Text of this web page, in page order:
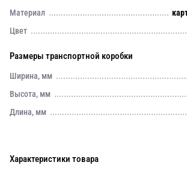
Материал
Цвет
Размеры транспортной коробки
Ширина, мм
Высота, мм
Длина, мм
Характеристики товара